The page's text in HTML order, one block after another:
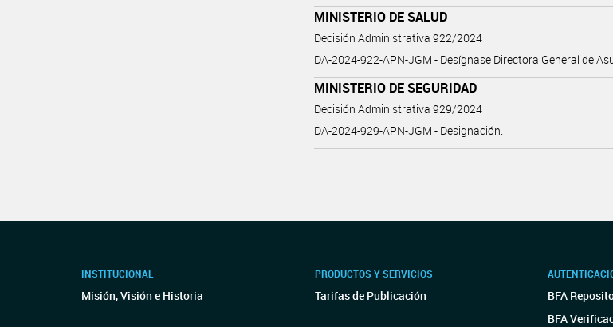
MINISTERIO DE SALUD
Decisión Administrativa 922/2024
DA-2024-922-APN-JGM - Desígnase Directora General de
MINISTERIO DE SEGURIDAD
Decisión Administrativa 929/2024
DA-2024-929-APN-JGM - Designación.
INSTITUCIONAL
Misión, Visión e Historia
PRODUCTOS Y SERVICIOS
Tarifas de Publicación
BFA
BFA